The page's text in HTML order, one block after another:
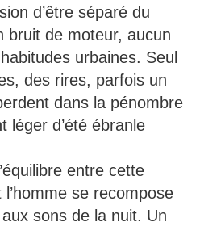
d’être séparé du
bruit de moteur, aucun
urbaines. Seul
des rires, parfois un
dans la pénombre
léger d’été ébranle
entre cette
se recompose
sons de la nuit. Un